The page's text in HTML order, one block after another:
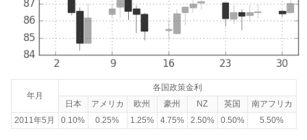
年月
各国政策金利
日本
アメリカ 欧州 豪州 NZ 英国
南アフリカ
2011年5月
0.10% 0.25% 1.25% 4.75% 2.50% 0.50% 5.50%